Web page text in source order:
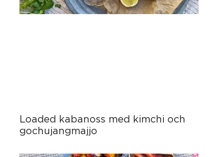
Loaded kabanoss med kimchi och
gochujangmajjo